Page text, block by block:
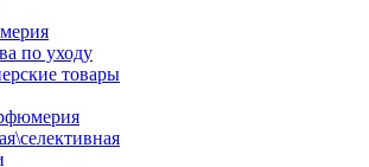
по уходу
товары